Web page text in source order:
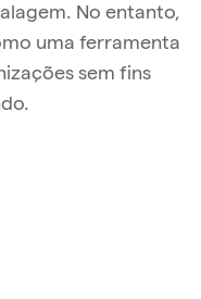
No entanto,
uma ferramenta
sem fins